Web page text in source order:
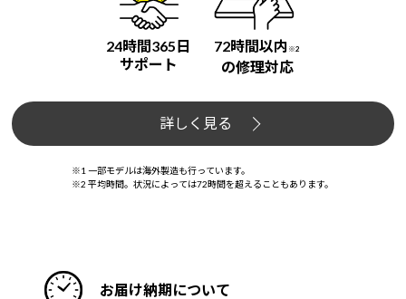
24時間365日
サポート
72時間以内 ※2
の修理対応
詳しく見る
※1 一部モデルは海外製造も行っています。
※2 平均時間。状況によっては72時間を超えることもあります。
お届け納期について